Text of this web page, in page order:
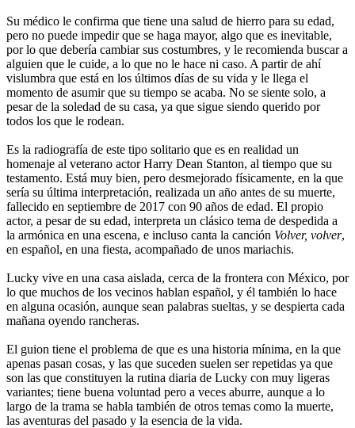
Su médico le confirma que tiene una salud de hierro para su edad,
pero no puede impedir que se haga mayor, algo que es inevitable,
por lo que debería cambiar sus costumbres, y le recomienda buscar a
alguien que le cuide, a lo que no le hace ni caso. A partir de ahí
vislumbra que está en los últimos días de su vida y le llega el
momento de asumir que su tiempo se acaba. No se siente solo, a
pesar de la soledad de su casa, ya que sigue siendo querido por
todos los que le rodean.
Es la radiografía de este tipo solitario que es en realidad un
homenaje al veterano actor Harry Dean Stanton, al tiempo que su
testamento. Está muy bien, pero desmejorado físicamente, en la que
sería su última interpretación, realizada un año antes de su muerte,
fallecido en septiembre de 2017 con 90 años de edad. El propio
actor, a pesar de su edad, interpreta un clásico tema de despedida a
la armónica en una escena, e incluso canta la canción Volver, volver,
en español, en una fiesta, acompañado de unos mariachis.
Lucky vive en una casa aislada, cerca de la frontera con México, por
lo que muchos de los vecinos hablan español, y él también lo hace
en alguna ocasión, aunque sean palabras sueltas, y se despierta cada
mañana oyendo rancheras.
El guion tiene el problema de que es una historia mínima, en la que
apenas pasan cosas, y las que suceden suelen ser repetidas ya que
son las que constituyen la rutina diaria de Lucky con muy ligeras
variantes; tiene buena voluntad pero a veces aburre, aunque a lo
largo de la trama se habla también de otros temas como la muerte,
las aventuras del pasado y la esencia de la vida.